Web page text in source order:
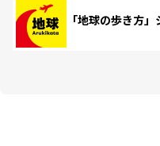
「地球の歩き方